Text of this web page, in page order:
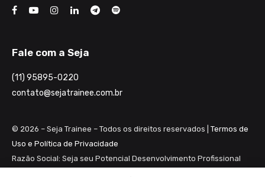
Fale com a Seja
(11) 95895-0220
contato@sejatrainee.com.br
© 2026 – Seja Trainee – Todos os direitos reservados | Termos de
Uso e Política de Privacidade
Razão Social: Seja seu Potencial Desenvolvimento Profissional